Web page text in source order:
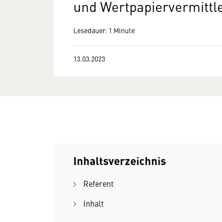
und
Lesedauer: 1 Minute
13.03.2023
Inhaltsverzeichnis
Referent
Inhalt